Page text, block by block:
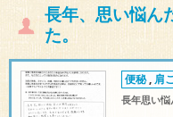
長年、思い悩ん
た。
便秘, 肩
長年思い悩